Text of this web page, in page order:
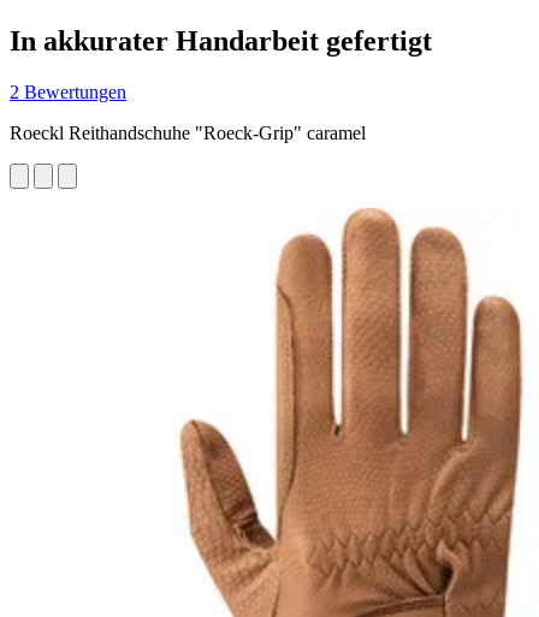
In akkurater Handarbeit gefertigt
2 Bewertungen
Roeckl Reithandschuhe "Roeck-Grip" caramel